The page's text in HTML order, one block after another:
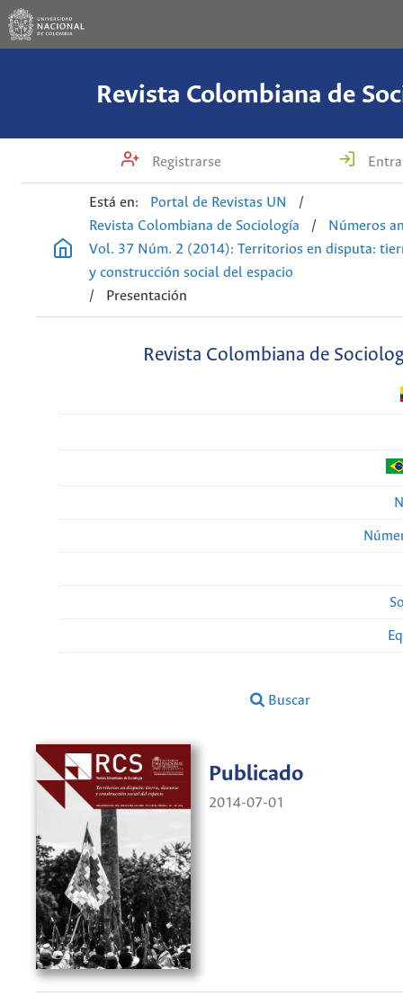
Revista Colombiana de
Registrarse
Está en: Portal de Revistas UN
/
Revista Colombiana de Sociología
/
Números
Vol. 37 Núm. 2 (2014): Territorios en disputa:
y construcción social del espacio
/
Presentación
Revista Colombiana de
Buscar
Publicado
2014-07-01